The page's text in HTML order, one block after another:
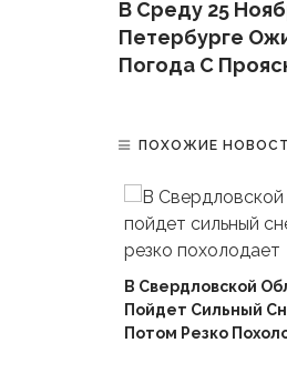
В Среду 25
Петербурге
Погода С
ПОХОЖИЕ
В Свердловской
Пойдет Сильный
Потом Резко